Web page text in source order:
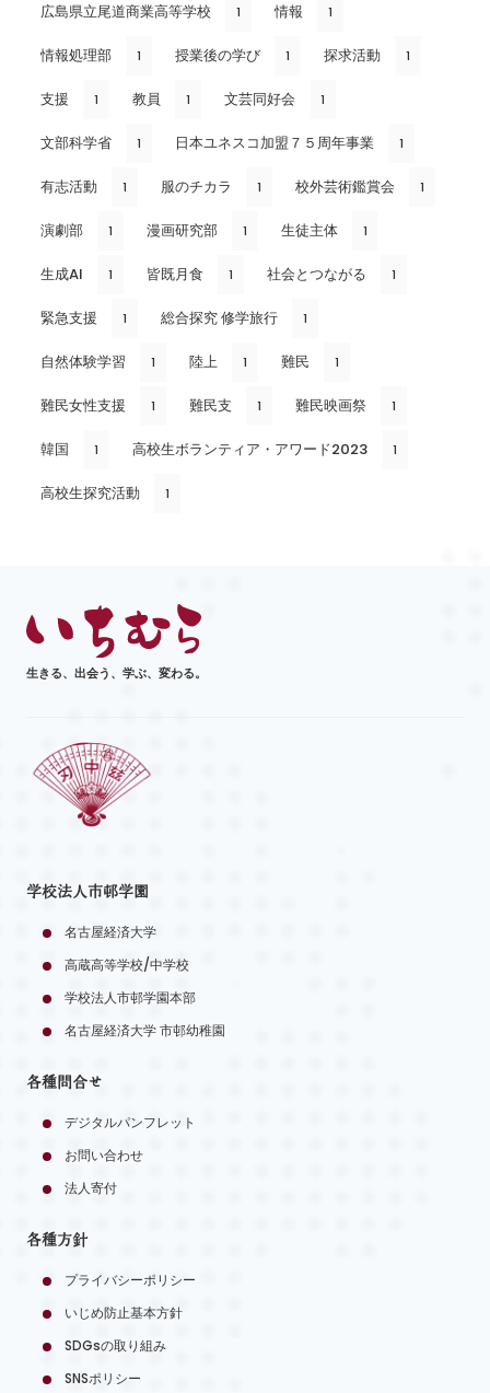
広島県立尾道商業高等学校 1 情報 1
情報処理部 1 授業後の学び 1 探求活動 1
支援 1 教員 1 文芸同好会 1
文部科学省 1 日本ユネスコ加盟７５周年事業 1
有志活動 1 服のチカラ 1 校外芸術鑑賞会 1
演劇部 1 漫画研究部 1 生徒主体 1
生成AI 1 皆既月食 1 社会とつながる 1
緊急支援 1 総合探究 修学旅行 1
自然体験学習 1 陸上 1 難民 1
難民女性支援 1 難民支 1 難民映画祭 1
韓国 1 高校生ボランティア・アワード2023 1
高校生探究活動 1
生きる、出会う、学ぶ、変わる。
学校法人市邨学園
名古屋経済大学
高蔵高等学校/中学校
学校法人市邨学園本部
名古屋経済大学 市邨幼稚園
各種問合せ
デジタルパンフレット
お問い合わせ
法人寄付
各種方針
プライバシーポリシー
いじめ防止基本方針
SDGsの取り組み
SNSポリシー